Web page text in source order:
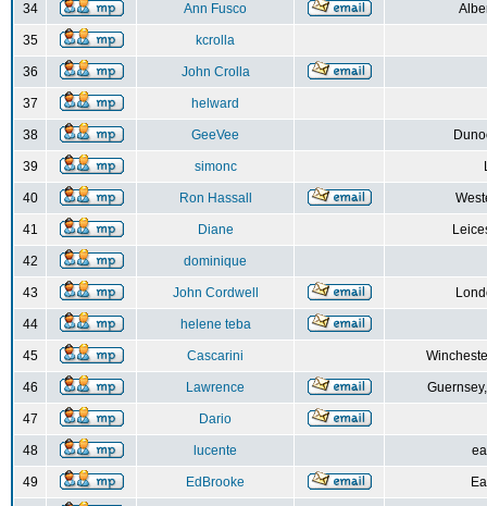
34 Ann Fusco
35 kcrolla
36 John Crolla
37 helward
38 GeeVee
39 simonc
40 Ron Hassall
41 Diane
42 dominique
43 John Cordwell
44 helene teba
45 Cascarini
46 Lawrence
47 Dario
48 lucente
49 EdBrooke